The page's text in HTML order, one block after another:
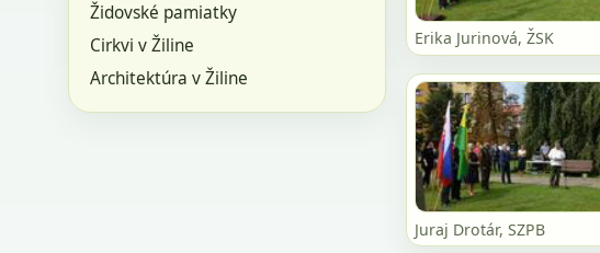
Židovské pamiatky
Cirkvi v Žiline
Architektúra v Žiline
Erika Jurinová, ŽSK
Juraj Drotár, SZPB